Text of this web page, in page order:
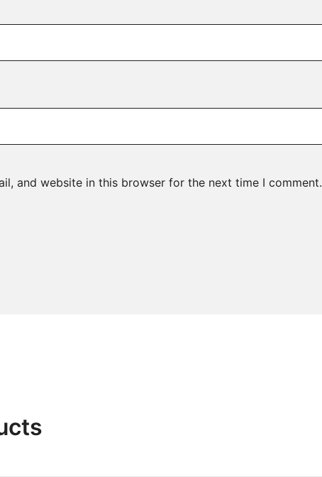
and website in this browser for the next time I comment.